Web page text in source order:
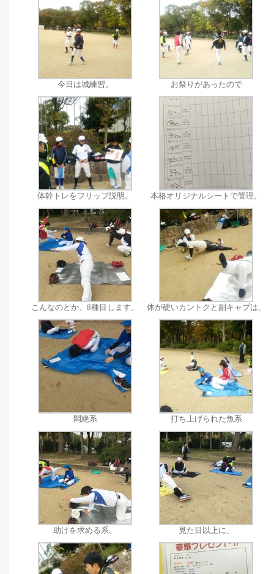
今日は城練習。 お祭りがあったので
体幹トレをフリップ説明。 本格オリジナルシートで管理。
こんなのとか、8種目します。 体が硬いカントクと副キャプは、
悶絶系 打ち上げられた魚系
助けを求める系。 見た目以上に、